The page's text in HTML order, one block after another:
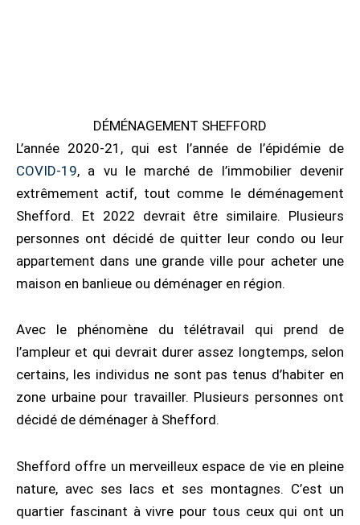
DÉMÉNAGEMENT SHEFFORD
L’année 2020-21, qui est l’année de l’épidémie de
COVID-19, a vu le marché de l’immobilier devenir
extrêmement actif, tout comme le déménagement
Shefford. Et 2022 devrait être similaire. Plusieurs
personnes ont décidé de quitter leur condo ou leur
appartement dans une grande ville pour acheter une
maison en banlieue ou déménager en région.
Avec le phénomène du télétravail qui prend de
l’ampleur et qui devrait durer assez longtemps, selon
certains, les individus ne sont pas tenus d’habiter en
zone urbaine pour travailler. Plusieurs personnes ont
décidé de déménager à Shefford.
Shefford offre un merveilleux espace de vie en pleine
nature, avec ses lacs et ses montagnes. C’est un
quartier fascinant à vivre pour tous ceux qui ont un